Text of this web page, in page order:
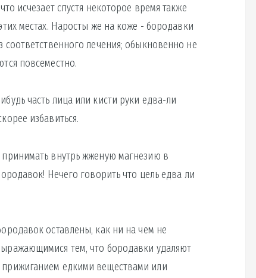
исчезает спустя некоторое время также
местах. Наросты же на коже - бородавки
лечения; обыкновенно не
повсеместно.
часть лица или кисти руки едва-ли
избавиться.
внутрь жженую магнезию в
Нечего говорить что цель едва ли
оставлены, как ни на чем не
тем, что бородавки удаляют
едкими веществами или